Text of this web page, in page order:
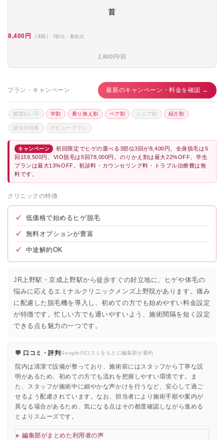
首
8,400円 （3回） 3部位・蓄熱式
2,800円/回
プラン・キャンペーン 最新のキャンペーン・料金を確認 →
都度払い可 学割 乗り換え割 ペア割 シニア割 紹介割
誕生日特典 デビュープラン
キャンペーン
初回限定でヒゲの選べる3部位3回が8,400円。全身脱毛は5
回159,500円、VIO脱毛は5回78,000円。のりかえ割は最大22%OFF、学生
プランは最大13%OFF。初診料・カウンセリング料・トラブル治療費は無
料です。
クリニックの特徴
✓ 低価格で始めるヒゲ脱毛
✓ 無料オプションが豊富
✓ 中途解約OK
JR上野駅・京成上野駅から徒歩すぐの好立地に、ヒゲや体毛の
悩みに応えるエミナルクリニックメンズ上野院があります。痛み
に配慮した脱毛機を導入し、初めての方でも始めやすい料金設定
が特徴です。忙しい方でも通いやすいよう、施術間隔を短く設定
できる点も魅力の一つです。
💬 口コミ・評判Googleの口コミをもとに編集部が要約
院内は清潔で設備が整っており、施術前にはスタッフから丁寧な説
明があるため、初めての方でも流れを把握しやすい環境です。ま
た、スタッフが施術中に細やかな声かけを行うなど、安心して過ご
せるよう配慮されています。なお、担当者により施術手順や案内が
異なる場合があるため、気になる点はその都度確認しながら進める
とよりスムーズです。
編集部がまとめた利用者の声